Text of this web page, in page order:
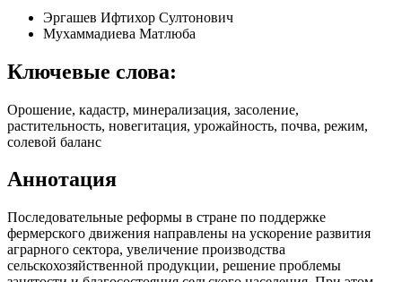
Эргашев Ифтихор Султонович
Мухаммадиева Матлюба
Ключевые слова:
Орошение, кадастр, минерализация, засоление,
растительность, новегитация, урожайность, почва, режим,
солевой баланс
Аннотация
Последовательные реформы в стране по поддержке
фермерского движения направлены на ускорение развития
аграрного сектора, увеличение производства
сельскохозяйственной продукции, решение проблемы